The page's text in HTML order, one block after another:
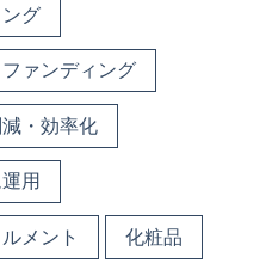
グ
ァンディング
・効率化
用
メント 化粧品